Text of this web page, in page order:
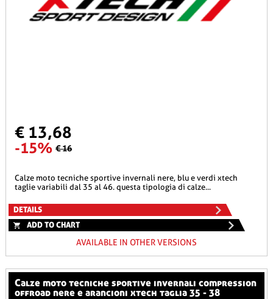
€ 13,68
-15% € 16
calze moto tecniche sportive invernali nere, blu e verdi xtech
taglie variabili dal 35 al 46. questa tipologia di calze...
DETAILS
ADD TO CHART
AVAILABLE IN OTHER VERSIONS
calze moto tecniche sportive invernali compression
offroad nere e arancioni xtech taglia 35 - 38